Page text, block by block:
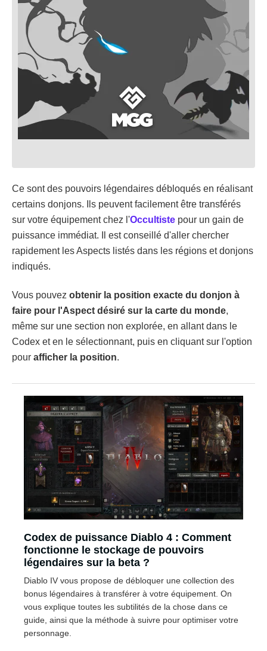
Ce sont des pouvoirs légendaires débloqués en réalisant
certains donjons. Ils peuvent facilement être transférés
sur votre équipement chez l'Occultiste pour un gain de
puissance immédiat. Il est conseillé d'aller chercher
rapidement les Aspects listés dans les régions et donjons
indiqués.
Vous pouvez obtenir la position exacte du donjon à
faire pour l'Aspect désiré sur la carte du monde,
même sur une section non explorée, en allant dans le
Codex et en le sélectionnant, puis en cliquant sur l'option
pour afficher la position.
Codex de puissance Diablo 4 : Comment
fonctionne le stockage de pouvoirs
légendaires sur la beta ?
Diablo IV vous propose de débloquer une collection des
bonus légendaires à transférer à votre équipement. On
vous explique toutes les subtilités de la chose dans ce
guide, ainsi que la méthode à suivre pour optimiser votre
personnage.